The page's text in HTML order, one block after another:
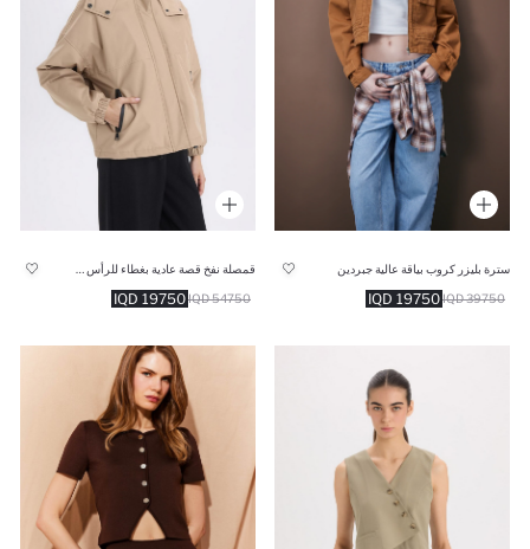
سترة بليزر كروب بياقة عالية جبردين
19750 IQD 39750 IQD
19750 IQD 54750 IQD